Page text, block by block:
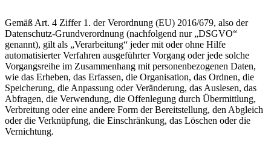
Gemäß Art. 4 Ziffer 1. der Verordnung (EU) 2016/679, also der
Datenschutz-Grundverordnung (nachfolgend nur „DSGVO“
genannt), gilt als „Verarbeitung“ jeder mit oder ohne Hilfe
automatisierter Verfahren ausgeführter Vorgang oder jede solche
Vorgangsreihe im Zusammenhang mit personenbezogenen Daten,
wie das Erheben, das Erfassen, die Organisation, das Ordnen, die
Speicherung, die Anpassung oder Veränderung, das Auslesen, das
Abfragen, die Verwendung, die Offenlegung durch Übermittlung,
Verbreitung oder eine andere Form der Bereitstellung, den Abgleich
oder die Verknüpfung, die Einschränkung, das Löschen oder die
Vernichtung.